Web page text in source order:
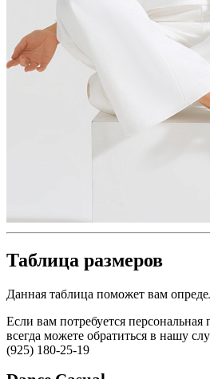
Таблица размеров
Данная таблица поможет вам
Если вам потребуется
всегда можете обратиться в нашу
(925) 180-25-19